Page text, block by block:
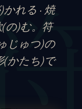
れる · 焼
の)む。符
じゅつ)の
(かたち)で